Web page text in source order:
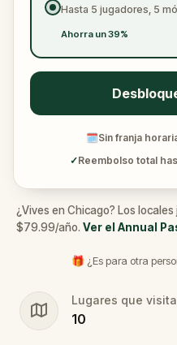
Hasta 5 jugadores, 5
Ahorra un 39%
🗓Sin franja
✓Reembolso total
¿Vives en Chicago? Los
$79.99/año. Ver el Annual
🎁 ¿Es para otra
Lugares que
10